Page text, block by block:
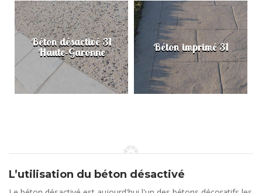
Béton désactivé 31
Haute-Garonne Béton imprimé 31
L’utilisation du béton désactivé